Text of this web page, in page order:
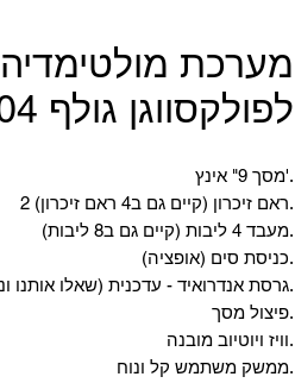
מערכת
לפולקסווגן גולף 2004
מסך 9" אינץ'.
2 ראם זיכרון (קיים גם ב4 ראם זיכרון).
מעבד 4 ליבות (קיים גם ב8 ליבות).
כניסת סים (אופציה).
גרסת אנדרואיד - עדכנית (שאלו אותנו ונגיד לכם בדיוק מה הדגם).
פיצול מסך.
וויז ויוטיוב מובנה.
ממשק משתמש קל ונוח.